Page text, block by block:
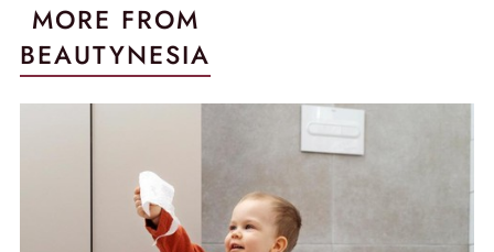
MORE FROM
BEAUTYNESIA